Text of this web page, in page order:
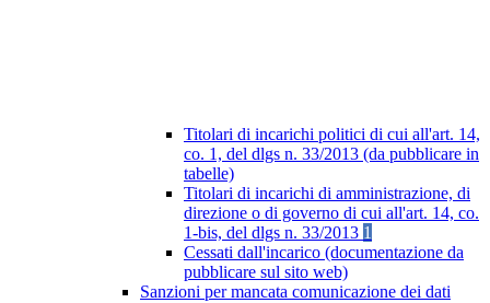
Titolari di incarichi politici di cui all'art. 14,
co. 1, del dlgs n. 33/2013 (da pubblicare in
tabelle)
Titolari di incarichi di amministrazione, di
direzione o di governo di cui all'art. 14, co.
1-bis, del dlgs n. 33/2013 1
Cessati dall'incarico (documentazione da
pubblicare sul sito web)
Sanzioni per mancata comunicazione dei dati